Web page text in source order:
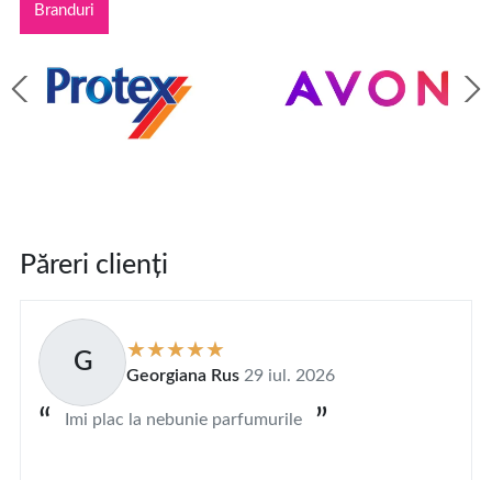
Branduri
Păreri clienți
G Georgiana Rus 29 iul. 2026
Imi plac la nebunie parfumurile